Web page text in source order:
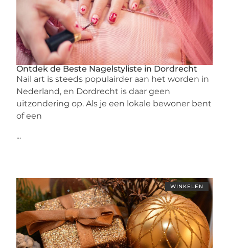
Ontdek de Beste Nagelstyliste in Dordrecht
Nail art is steeds populairder aan het worden in
Nederland, en Dordrecht is daar geen
uitzondering op. Als je een lokale bewoner bent
of een
...
WINKELEN